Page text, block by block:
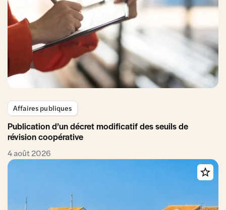
Affaires publiques
Publication d’un décret modificatif des seuils de
révision coopérative
4 août 2026